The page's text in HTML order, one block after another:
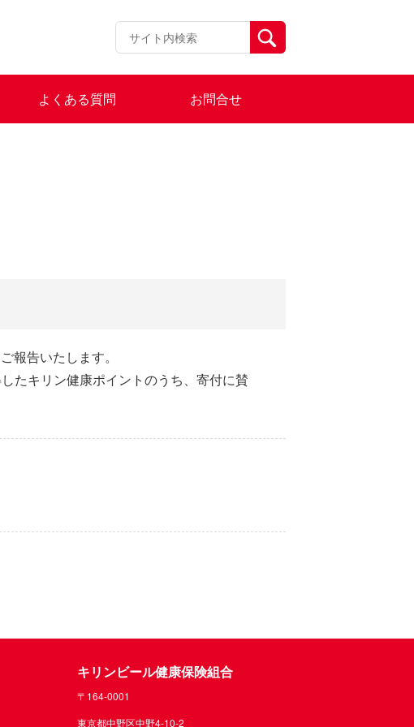
よくある質問 お問合せ
報告いたします。
キリン健康ポイントのうち、寄付に賛
キリンビール健康保険組合
〒164-0001
東京都中野区中野4-10-2